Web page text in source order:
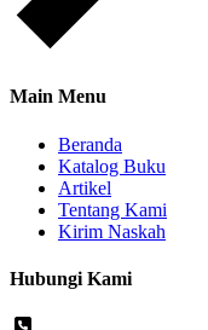
Main Menu
Beranda
Katalog Buku
Artikel
Tentang Kami
Kirim Naskah
Hubungi Kami